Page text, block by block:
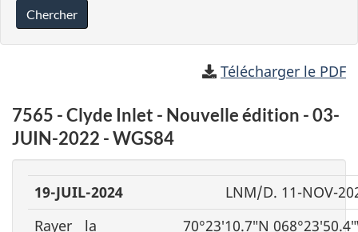
Chercher
Télécharger le PDF
7565 - Clyde Inlet - Nouvelle édition - 03-
JUIN-2022 - WGS84
19-JUIL-2024
LNM/D. 11-NOV-
Rayer
la
70°23′10.7″N